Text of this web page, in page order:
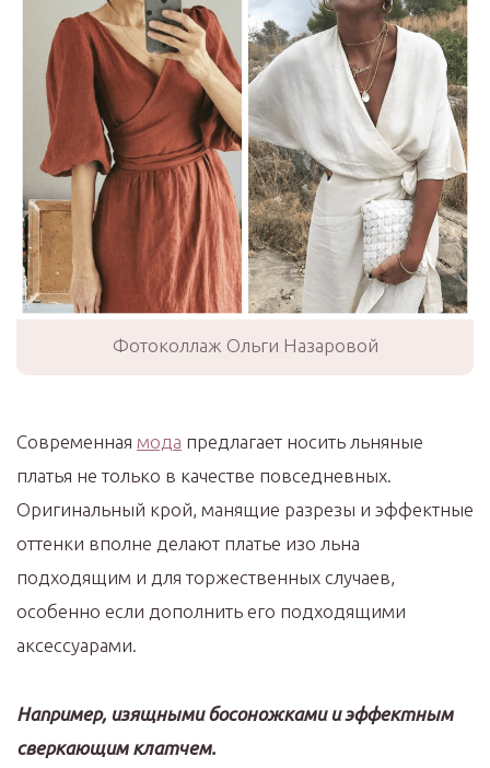
Фотоколлаж Ольги Назаровой
Современная мода предлагает носить льняные
платья не только в качестве повседневных.
Оригинальный крой, манящие разрезы и эффектные
оттенки вполне делают платье изо льна
подходящим и для торжественных случаев,
особенно если дополнить его подходящими
аксессуарами.
Например, изящными босоножками и эффектным
сверкающим клатчем.